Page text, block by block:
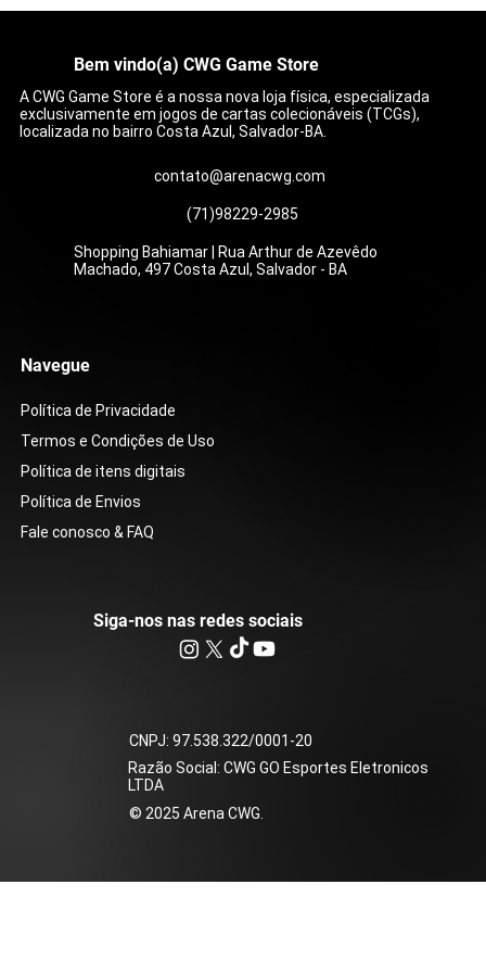
Bem vindo(a) CWG Game Store
A CWG Game Store é a nossa nova loja física, especializada
exclusivamente em jogos de cartas colecionáveis (TCGs),
localizada no bairro Costa Azul, Salvador-BA.
contato@arenacwg.com
(71)98229-2985
Shopping Bahiamar | Rua Arthur de Azevêdo
Machado, 497 Costa Azul, Salvador - BA
Navegue
Política de Privacidade
Termos e Condições de Uso
Política de itens digitais
Política de Envios
Fale conosco & FAQ
Siga-nos nas redes sociais
​CNPJ: 97.538.322/0001-20
Razão Social: CWG GO Esportes Eletronicos
LTDA
​© 2025 Arena CWG.